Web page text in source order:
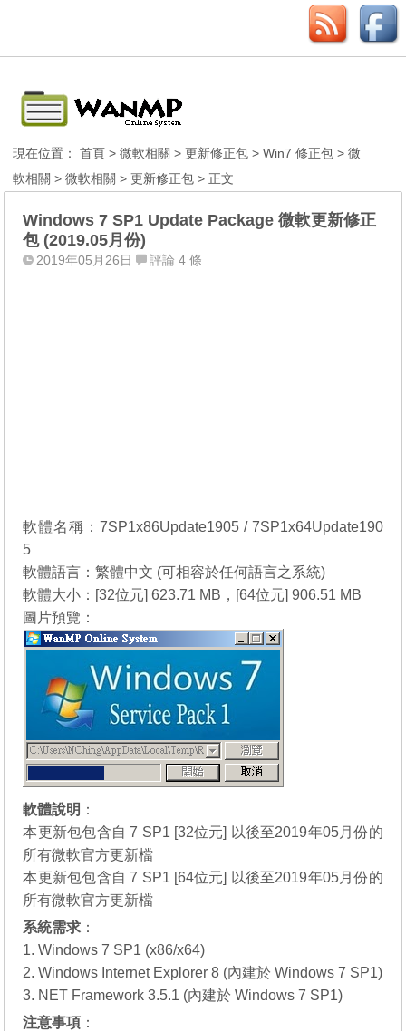
現在位置：首頁 >微軟相關 >更新修正包 >Win7 修正包 >微
軟相關 >微軟相關 >更新修正包 > 正文
Windows 7 SP1 Update Package 微軟更新修正
包 (2019.05月份)
2019年05月26日 評論 4 條
軟體名稱：7SP1x86Update1905 / 7SP1x64Update190
5
軟體語言：繁體中文 (可相容於任何語言之系統)
軟體大小：[32位元] 623.71 MB，[64位元] 906.51 MB
圖片預覽：
軟體說明 ：
本更新包包含自 7 SP1 [32位元] 以後至2019年05月份的
所有微軟官方更新檔
本更新包包含自 7 SP1 [64位元] 以後至2019年05月份的
所有微軟官方更新檔
系統需求 ：
1. Windows 7 SP1 (x86/x64)
2. Windows Internet Explorer 8 (內建於 Windows 7 SP1)
3. NET Framework 3.5.1 (內建於 Windows 7 SP1)
注意事項 ：